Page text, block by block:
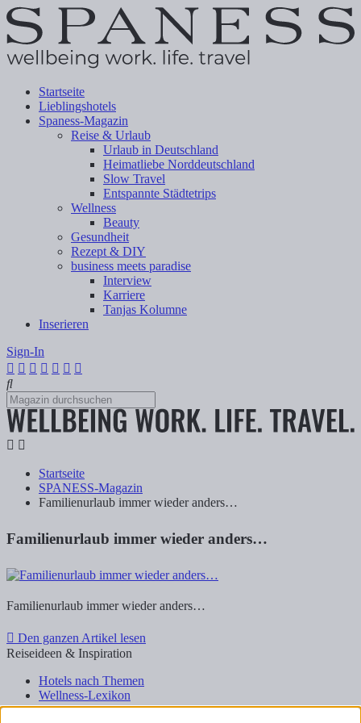
Startseite
Lieblingshotels
Spaness-Magazin
Reise & Urlaub
Urlaub in Deutschland
Heimatliebe Norddeutschland
Slow Travel
Entspannte Städtetrips
Wellness
Beauty
Gesundheit
Rezept & DIY
business meets paradise
Interview
Karriere
Tanjas Kolumne
Inserieren
Sign-In
Startseite
SPANESS-Magazin
Familienurlaub immer wieder anders…
Familienurlaub immer wieder anders…
Familienurlaub immer wieder anders…
Den ganzen Artikel lesen
Reiseideen & Inspiration
Hotels nach Themen
Wellness-Lexikon
Business-Lexikon